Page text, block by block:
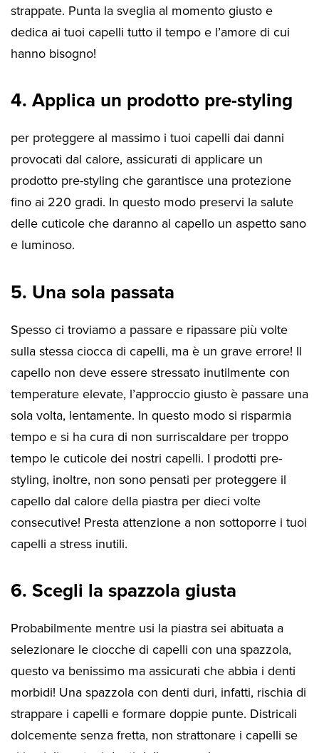
strappate. Punta la sveglia al momento giusto e
dedica ai tuoi capelli tutto il tempo e l’amore di cui
hanno bisogno!
4. Applica un prodotto pre-styling
per proteggere al massimo i tuoi capelli dai danni
provocati dal calore, assicurati di applicare un
prodotto pre-styling che garantisce una protezione
fino ai 220 gradi. In questo modo preservi la salute
delle cuticole che daranno al capello un aspetto sano
e luminoso.
5. Una sola passata
Spesso ci troviamo a passare e ripassare più volte
sulla stessa ciocca di capelli, ma è un grave errore! Il
capello non deve essere stressato inutilmente con
temperature elevate, l’approccio giusto è passare una
sola volta, lentamente. In questo modo si risparmia
tempo e si ha cura di non surriscaldare per troppo
tempo le cuticole dei nostri capelli. I prodotti pre-
styling, inoltre, non sono pensati per proteggere il
capello dal calore della piastra per dieci volte
consecutive! Presta attenzione a non sottoporre i tuoi
capelli a stress inutili.
6. Scegli la spazzola giusta
Probabilmente mentre usi la piastra sei abituata a
selezionare le ciocche di capelli con una spazzola,
questo va benissimo ma assicurati che abbia i denti
morbidi! Una spazzola con denti duri, infatti, rischia di
strappare i capelli e formare doppie punte. Districali
dolcemente senza fretta, non strattonare i capelli se